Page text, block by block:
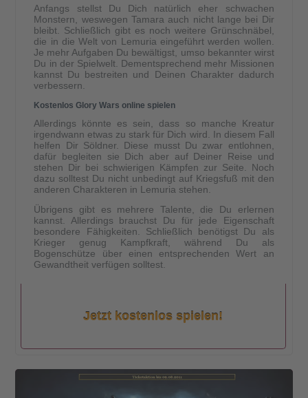
Anfangs stellst Du Dich natürlich eher schwachen
Monstern, weswegen Tamara auch nicht lange bei Dir
bleibt. Schließlich gibt es noch weitere Grünschnäbel,
die in die Welt von Lemuria eingeführt werden wollen.
Je mehr Aufgaben Du bewältigst, umso bekannter wirst
Du in der Spielwelt. Dementsprechend mehr Missionen
kannst Du bestreiten und Deinen Charakter dadurch
verbessern.
Kostenlos Glory Wars online spielen
Allerdings könnte es sein, dass so manche Kreatur
irgendwann etwas zu stark für Dich wird. In diesem Fall
helfen Dir Söldner. Diese musst Du zwar entlohnen,
dafür begleiten sie Dich aber auf Deiner Reise und
stehen Dir bei schwierigen Kämpfen zur Seite. Noch
dazu solltest Du nicht unbedingt auf Kriegsfuß mit den
anderen Charakteren in Lemuria stehen.
Übrigens gibt es mehrere Talente, die Du erlernen
kannst. Allerdings brauchst Du für jede Eigenschaft
besondere Fähigkeiten. Schließlich benötigst Du als
Krieger genug Kampfkraft, während Du als
Bogenschütze über einen entsprechenden Wert an
Gewandtheit verfügen solltest.
Jetzt kostenlos spielen!